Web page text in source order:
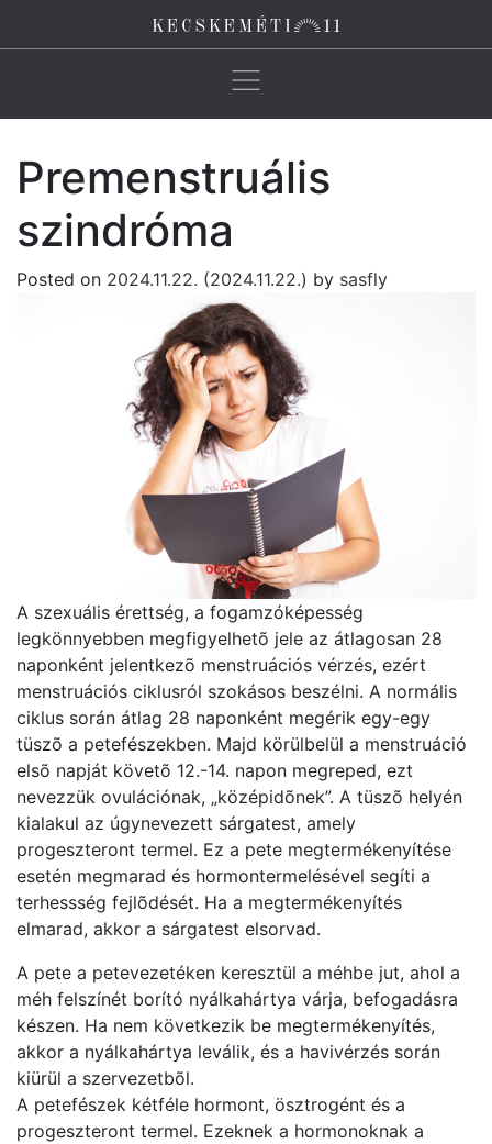
Main Navigation
Premenstruális
szindróma
Posted on 2024.11.22. (2024.11.22.) by sasfly
A szexuális érettség, a fogamzóképesség
legkönnyebben megfigyelhetõ jele az átlagosan 28
naponként jelentkezõ menstruációs vérzés, ezért
menstruációs ciklusról szokásos beszélni. A normális
ciklus során átlag 28 naponként megérik egy-egy
tüszõ a petefészekben. Majd körülbelül a menstruáció
elsõ napját követõ 12.-14. napon megreped, ezt
nevezzük ovulációnak, „középidõnek”. A tüszõ helyén
kialakul az úgynevezett sárgatest, amely
progeszteront termel. Ez a pete megtermékenyítése
esetén megmarad és hormontermelésével segíti a
terhessség fejlõdését. Ha a megtermékenyítés
elmarad, akkor a sárgatest elsorvad.
A pete a petevezetéken keresztül a méhbe jut, ahol a
méh felszínét borító nyálkahártya várja, befogadásra
készen. Ha nem következik be megtermékenyítés,
akkor a nyálkahártya leválik, és a havivérzés során
kiürül a szervezetbõl.
A petefészek kétféle hormont, ösztrogént és a
progeszteront termel. Ezeknek a hormonoknak a